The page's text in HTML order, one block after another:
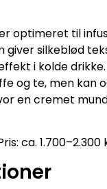
er optimeret til
giver silkeblød
i kolde
og te, men kan
en cremet
ca. 1.700–2.300